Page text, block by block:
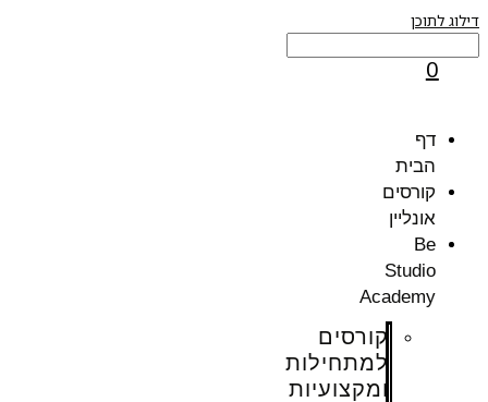
לתוכן
דף
הבית
קורסים
אונליין
Be
Studio
Academy
קורסים
למתחילות
ומקצועיות